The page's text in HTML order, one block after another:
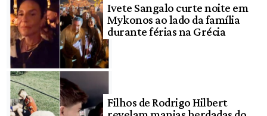
Ivete Sangalo curte noite em
Mykonos ao lado da família
durante férias na Grécia
Filhos de Rodrigo Hilbert